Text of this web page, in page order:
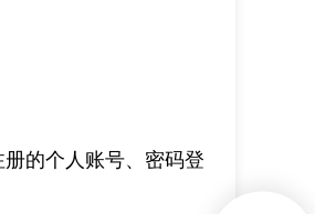
的个人账号、密码登